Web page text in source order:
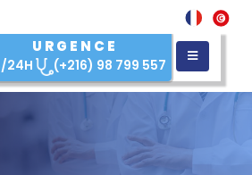
URGENCE
24H (+216) 98 799 557